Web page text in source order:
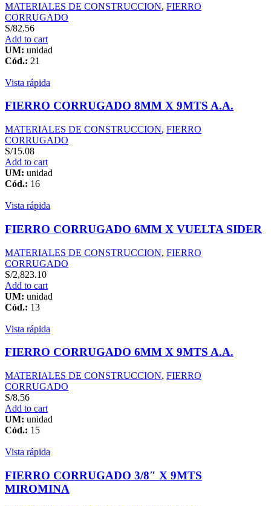
MATERIALES DE CONSTRUCCION, FIERRO
CORRUGADO
S/82.56
Add to cart
UM: unidad
Cód.: 21
Vista rápida
FIERRO CORRUGADO 8MM X 9MTS A.A.
MATERIALES DE CONSTRUCCION, FIERRO
CORRUGADO
S/15.08
Add to cart
UM: unidad
Cód.: 16
Vista rápida
FIERRO CORRUGADO 6MM X VUELTA SIDER
MATERIALES DE CONSTRUCCION, FIERRO
CORRUGADO
S/2,823.10
Add to cart
UM: unidad
Cód.: 13
Vista rápida
FIERRO CORRUGADO 6MM X 9MTS A.A.
MATERIALES DE CONSTRUCCION, FIERRO
CORRUGADO
S/8.56
Add to cart
UM: unidad
Cód.: 15
Vista rápida
FIERRO CORRUGADO 3/8″ X 9MTS
MIROMINA